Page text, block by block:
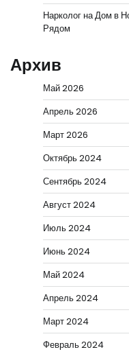
Нарколог на Дом в
Рядом
Архив
Май 2026
Апрель 2026
Март 2026
Октябрь 2024
Сентябрь 2024
Август 2024
Июль 2024
Июнь 2024
Май 2024
Апрель 2024
Март 2024
Февраль 2024